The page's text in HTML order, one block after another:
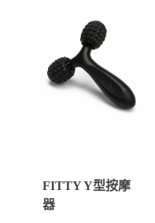
FITTY Y型按摩
器